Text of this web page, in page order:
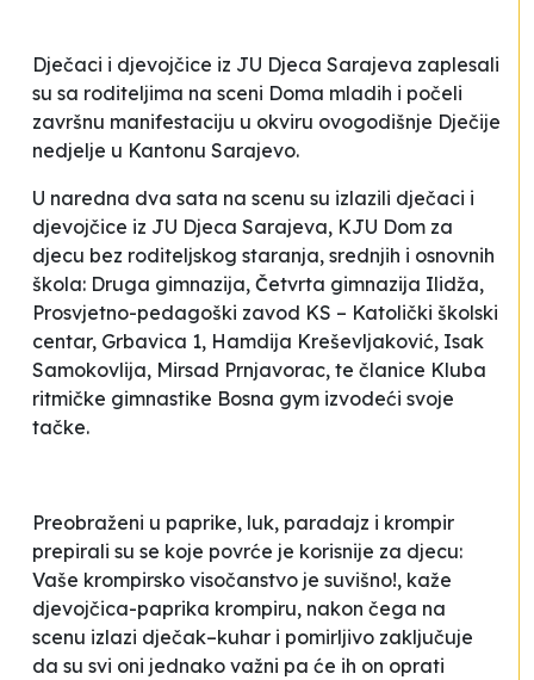
Dječaci i djevojčice iz JU Djeca Sarajeva zaplesali
su sa roditeljima na sceni Doma mladih i počeli
završnu manifestaciju u okviru ovogodišnje Dječije
nedjelje u Kantonu Sarajevo.
U naredna dva sata na scenu su izlazili dječaci i
djevojčice iz JU Djeca Sarajeva, KJU Dom za
djecu bez roditeljskog staranja, srednjih i osnovnih
škola: Druga gimnazija, Četvrta gimnazija Ilidža,
Prosvjetno-pedagoški zavod KS – Katolički školski
centar, Grbavica 1, Hamdija Kreševljaković, Isak
Samokovlija, Mirsad Prnjavorac, te članice Kluba
ritmičke gimnastike Bosna gym izvodeći svoje
tačke.
Preobraženi u paprike, luk, paradajz i krompir
prepirali su se koje povrće je korisnije za djecu:
Vaše krompirsko visočanstvo je suvišno!, kaže
djevojčica-paprika krompiru, nakon čega na
scenu izlazi dječak–kuhar i pomirljivo zaključuje
da su svi oni jednako važni pa će ih on oprati